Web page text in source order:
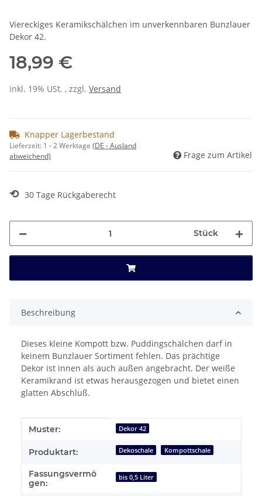
Viereckiges Keramikschälchen im unverkennbaren Bunzlauer
Dekor 42.
18,99 €
inkl. 19% USt. , zzgl. Versand
Knapper Lagerbestand
Lieferzeit: 1 - 2 Werktage (DE - Ausland
abweichend)
Frage zum Artikel
⟲ 30 Tage Rückgaberecht
Stück
Beschreibung
Dieses kleine Kompott bzw. Puddingschälchen darf in
keinem Bunzlauer Sortiment fehlen. Das prächtige
Dekor ist innen als auch außen angebracht. Der weiße
Keramikrand ist etwas herausgezogen und bietet einen
glatten Abschluß.
Produkteigenschaft
Wert
Muster: Dekor 42
Produktart: Dekoschale Kompottschale
Fassungsvermö
gen:
bis 0,5 Liter